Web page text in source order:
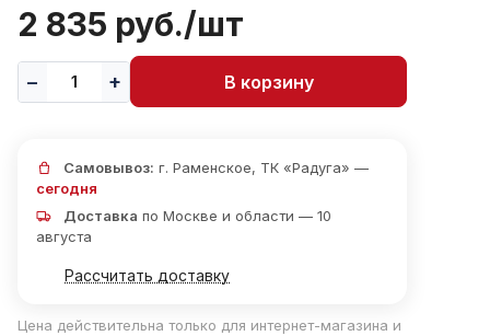
2 835 руб./шт
В корзину
Самовывоз: г. Раменское, ТК «Радуга» —
сегодня
Доставка по Москве и области — 10
августа
Рассчитать доставку
Цена действительна только для интернет-магазина и